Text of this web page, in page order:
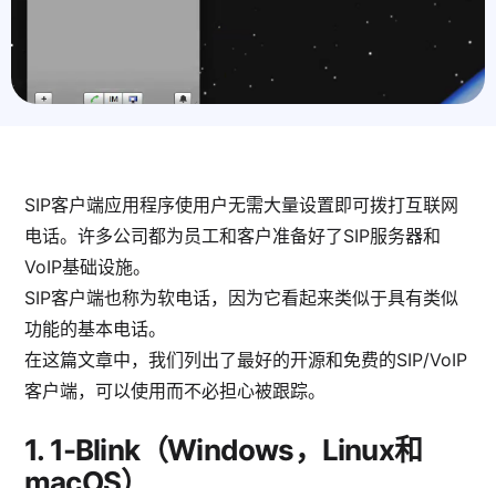
SIP客户端应用程序使用户无需大量设置即可拨打互联网
电话。许多公司都为员工和客户准备好了SIP服务器和
VoIP基础设施。
SIP客户端也称为软电话，因为它看起来类似于具有类似
功能的基本电话。
在这篇文章中，我们列出了最好的开源和免费的SIP/VoIP
客户端，可以使用而不必担心被跟踪。
1. 1-Blink（Windows，Linux和